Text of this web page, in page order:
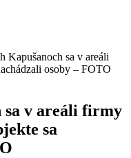
Kapušanoch sa v areáli
osoby – FOTO
sa v areáli firmy
sa